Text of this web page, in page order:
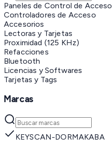
Paneles de Control de Acceso
Controladores de Acceso
Accesorios
Lectoras y Tarjetas
Proximidad (125 KHz)
Refacciones
Bluetooth
Licencias y Softwares
Tarjetas y Tags
Marcas
KEYSCAN-DORMAKABA